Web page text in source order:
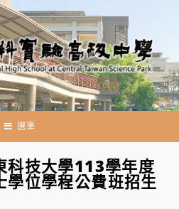
選單
科技大學113學年度
學位學程公費班招生